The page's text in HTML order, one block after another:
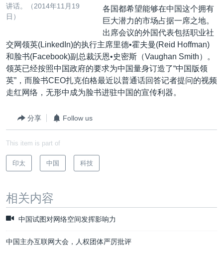
讲话。（2014年11月19
日）
各国都希望能够在中国这个拥有
巨大潜力的市场占据一席之地。
出席会议的外国代表包括职业社
交网领英(LinkedIn)的执行主席里德•霍夫曼(Reid Hoffman)
和脸书(Facebook)副总裁沃恩•史密斯（Vaughan Smith）。
领英已经按照中国政府的要求为中国量身订造了“中国版领
英”，而脸书CEO扎克伯格最近以普通话回答记者提问的视频
走红网络，无形中成为脸书进驻中国的宣传利器。
分享 Follow us
This item is part of
印太 中国 科技
相关内容
中国试图对网络空间发挥影响力
中国主办互联网大会，人权团体严厉批评